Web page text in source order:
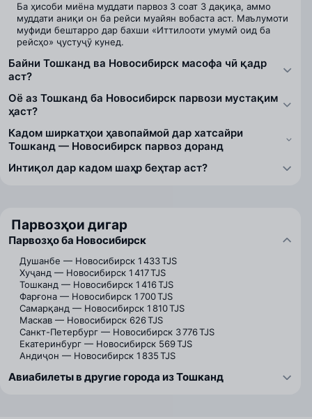
Ба ҳисоби миёна муддати парвоз 3 соат 3 дақиқа, аммо
муддати аниқи он ба рейси муайян вобаста аст. Маълумоти
муфиди бештарро дар бахши «Иттилооти умумӣ оид ба
рейсҳо» ҷустуҷӯ кунед.
Байни Тошканд ва Новосибирск масофа чӣ қадр
аст?
Оё аз Тошканд ба Новосибирск парвози мустақим
ҳаст?
Кадом ширкатҳои ҳавопаймоӣ дар хатсайри
Тошканд — Новосибирск парвоз доранд
Интиқол дар кадом шаҳр беҳтар аст?
Парвозҳои дигар
Парвозҳо ба Новосибирск
Душанбе — Новосибирск 1 433 TJS
Хуҷанд — Новосибирск 1 417 TJS
Тошканд — Новосибирск 1 416 TJS
Фарғона — Новосибирск 1 700 TJS
Самарқанд — Новосибирск 1 810 TJS
Маскав — Новосибирск 626 TJS
Санкт-Петербург — Новосибирск 3 776 TJS
Екатеринбург — Новосибирск 569 TJS
Андиҷон — Новосибирск 1 835 TJS
Авиабилеты в другие города из Тошканд